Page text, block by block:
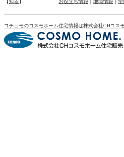
【知る 】 お役立ち情報 地域情報 学
コチュモのコスモホーム住宅情報は株式会社CHコス